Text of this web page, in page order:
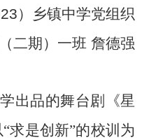
）乡镇中学党组织
二期）一班 詹德强
出品的舞台剧《星
求是创新”的校训为